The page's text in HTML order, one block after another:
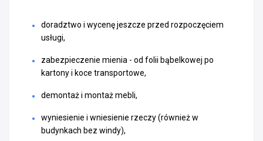
doradztwo i wycenę jeszcze przed rozpoczęciem
usługi,
zabezpieczenie mienia - od folii bąbelkowej po
kartony i koce transportowe,
demontaż i montaż mebli,
wyniesienie i wniesienie rzeczy (również w
budynkach bez windy),